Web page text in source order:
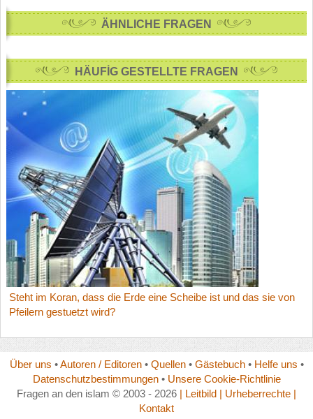
ÄHNLICHE FRAGEN
HÄUFİG GESTELLTE FRAGEN
Steht im Koran, dass die Erde eine Scheibe ist und das sie von
Pfeilern gestuetzt wird?
Über uns •Autoren / Editoren• Quellen• Gästebuch• Helfe uns •
Datenschutzbestimmungen• Unsere Cookie-Richtlinie
Fragen an den islam © 2003 - 2026 | Leitbild | Urheberrechte |
Kontakt